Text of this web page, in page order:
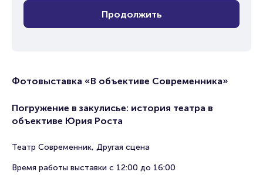
Продолжить
Фотовыставка «В объективе Современника»
Погружение в закулисье: история театра в
объективе Юрия Роста
Театр Современник, Другая сцена
Время работы выставки с 12:00 до 16:00